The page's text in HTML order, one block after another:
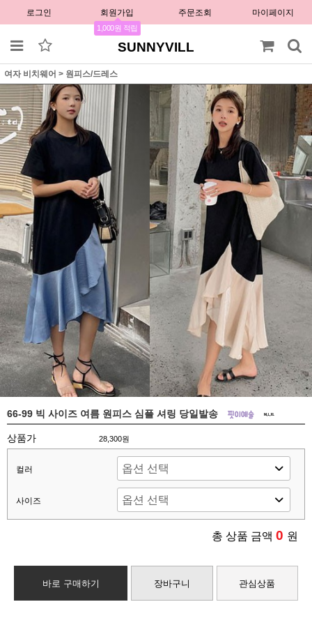
로그인 회원가입
1,000원 적립
주문조회 마이페이지
SUNNYVILL
여자 비치웨어 > 원피스/드레스
66-99 빅 사이즈 여름 원피스 심플 셔링 당일발송
상품가 28,300원
컬러
사이즈
총 상품 금액 0 원
바로 구매하기 장바구니 관심상품